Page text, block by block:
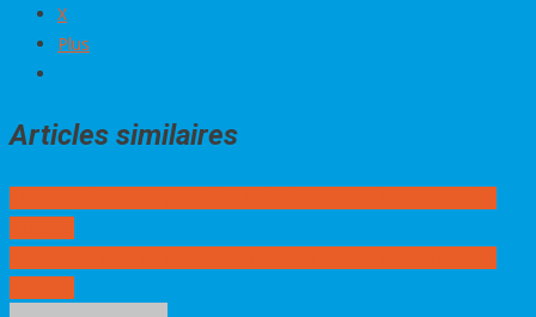
X
Plus
Articles similaires